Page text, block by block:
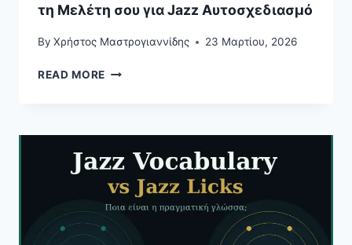
τη Μελέτη σου για Jazz Αυτοσχεδιασμό
By Χρήστος Μαστρογιαννίδης 23 Μαρτίου, 2026
READ MORE ΚΛΊΜΑΚΕΣ
ΟΡΓΑΝΏΣΕΙΣ
ΜΕΛΈΤΗ
ΣΟΥ
ΓΙΑ
JAZZ
ΑΥΤΟΣΧΕΔΙΑΣΜΌ